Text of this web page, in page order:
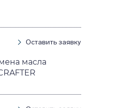
Оставить заявку
масла